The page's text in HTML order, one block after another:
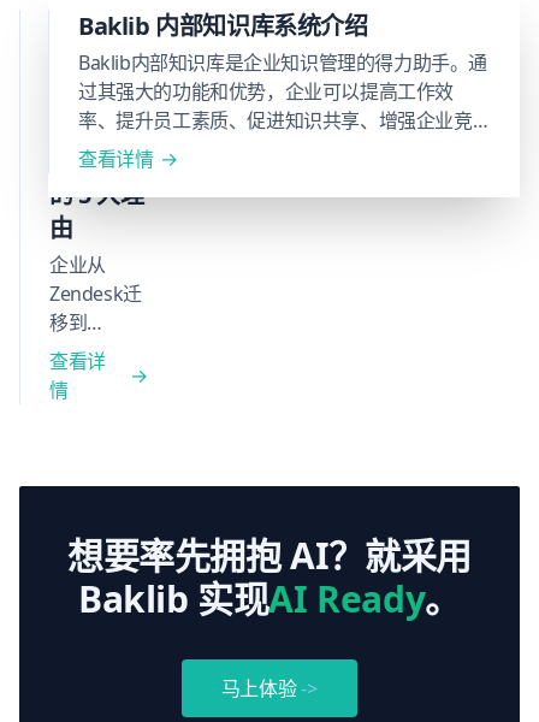
帮助
客服
团队
快速
获取
准确
识，
减少
重复
来电
与错
误，
降低
持续
培训
与知
识传
企业知识
库从
Zendesk
迁移到
Baklib
的 5 大理
由
企业从
Zendesk迁
移到
Baklib，主
因是Baklib
搜索、详细
分析仪表板
和灵活定
查看详
情
Baklib 内部知识库系统介绍
Baklib内部知识库是企业知识管理的得力助手。通
过其强大的功能和优势，企业可以提高工作效
率、提升员工素质、促进知识共享、增强企业竞
争力
查看详情
想要率先拥抱 AI？就采用
Baklib 实现AI Ready。
马上体验->